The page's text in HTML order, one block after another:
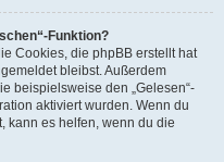
Funktion?
Cookies, die phpBB erstellt hat
bleibst. Außerdem
beispielsweise den „Gelesen“-
aktiviert wurden. Wenn du
kann es helfen, wenn du die